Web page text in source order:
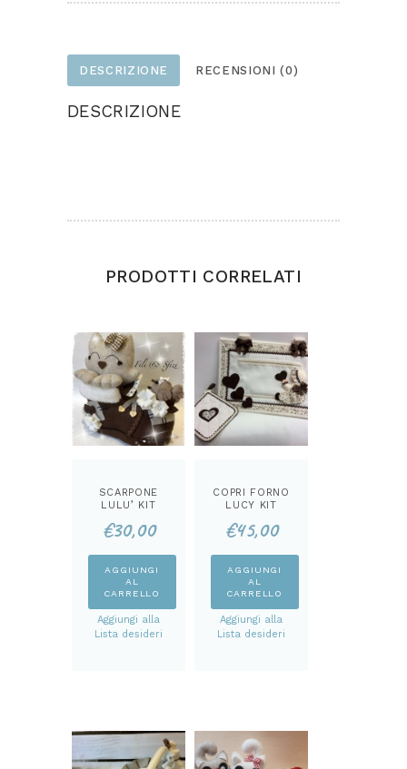
DESCRIZIONE RECENSIONI (0)
DESCRIZIONE
PRODOTTI CORRELATI
SCARPONE
LULU’ KIT
€30,00
AGGIUNGI
AL
CARRELLO
Aggiungi alla
Lista desideri
COPRI FORNO
LUCY KIT
€45,00
AGGIUNGI
AL
CARRELLO
Aggiungi alla
Lista desideri